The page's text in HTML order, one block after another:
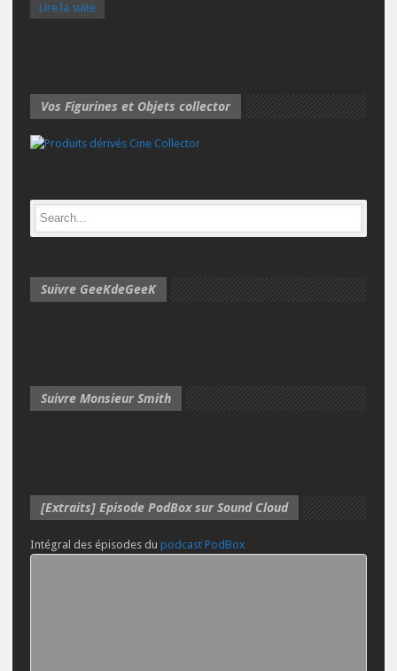
Lire la suite
Vos Figurines et Objets collector
Suivre GeeKdeGeeK
Suivre Monsieur Smith
[Extraits] Episode PodBox sur Sound Cloud
Intégral des épisodes du podcast PodBox